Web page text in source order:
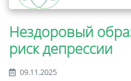
Нездоровый
риск депрессии
09.11.2025